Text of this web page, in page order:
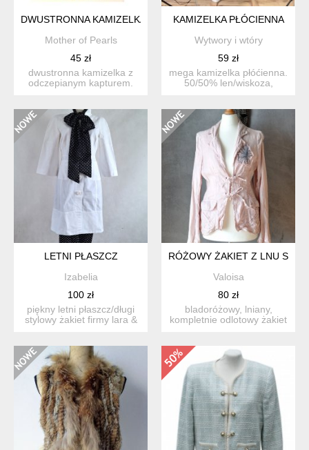
DWUSTRONNA KAMIZELKA, ROZM. 42
Mother of Pearls
45 zł
dwustronna kamizelka z
odczepianym kapturem.
KAMIZELKA PŁÓCIENNA
Wytwory i wtóry
59 zł
mega kamizelka płóćienna.
50/50% len/wiskoza,
LETNI PŁASZCZ
Izabelia
100 zł
piękny letni płaszcz/długi
stylowy żakiet firmy lara &
RÓŻOWY ŻAKIET Z LNU
Valoisa
80 zł
bladoróżowy, lniany,
kompletnie odlotowy żakiet